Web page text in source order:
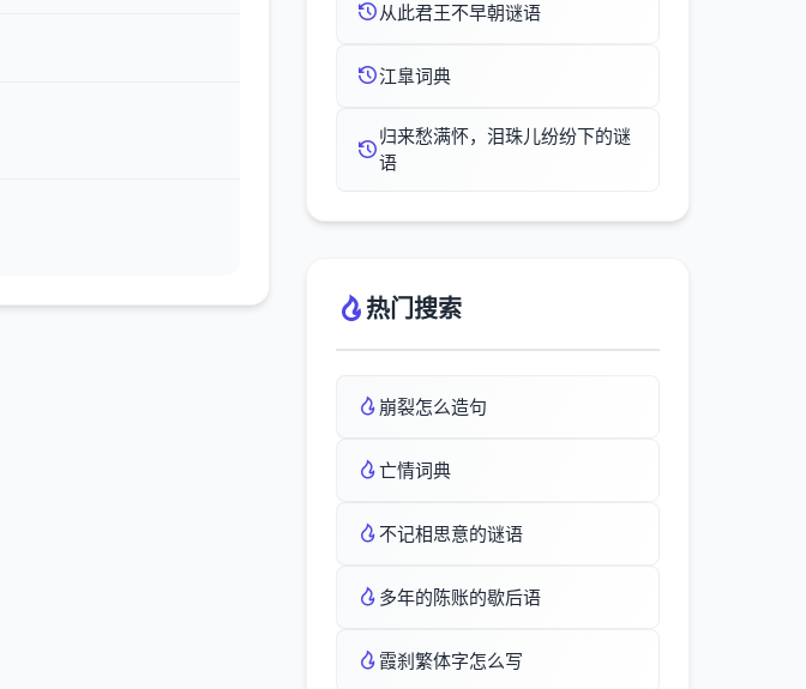
从此君王不早朝谜语
江臯词典
归来愁满怀，泪珠儿纷纷下的谜
语
热门搜索
崩裂怎么造句
亡情词典
不记相思意的谜语
多年的陈账的歇后语
霞刹繁体字怎么写